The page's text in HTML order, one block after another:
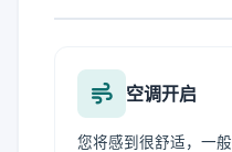
空调开启
您将感到很舒适，一